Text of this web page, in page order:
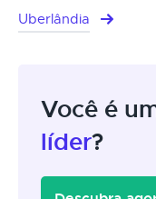
Uberlândia
Você é
líder?